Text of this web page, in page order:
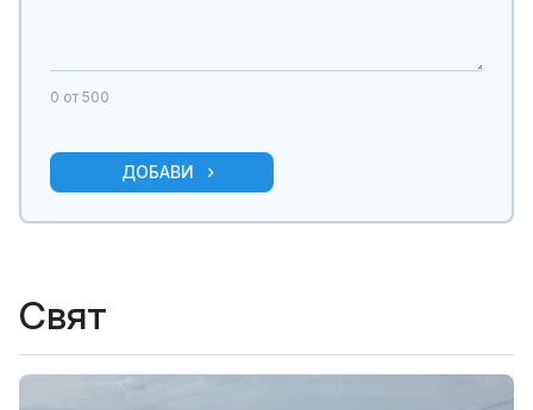
0 от 500
ДОБАВИ
Свят